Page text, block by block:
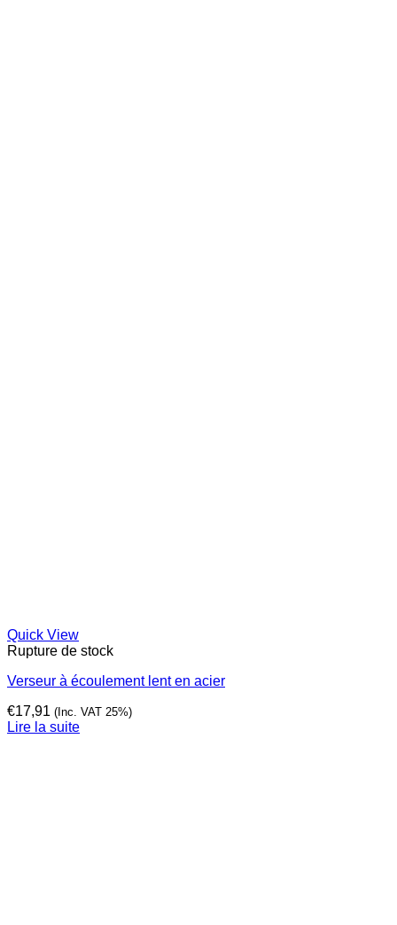
Quick View
Rupture de stock
Verseur à écoulement lent en acier
€17,91 (Inc. VAT 25%)
Lire la suite